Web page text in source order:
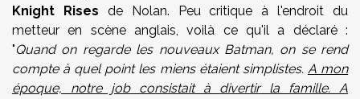
Knight Rises de Nolan. Peu critique à l'endroit du
metteur en scène anglais, voilà ce qu'il a déclaré :
"Quand on regarde les nouveaux Batman, on se rend
compte à quel point les miens étaient simplistes. A mon
époque, notre job consistait à divertir la famille. A